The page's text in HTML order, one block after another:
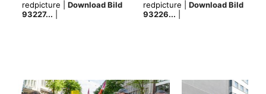
redpicture | Download Bild
93227...
redpicture | Download Bild
93226...